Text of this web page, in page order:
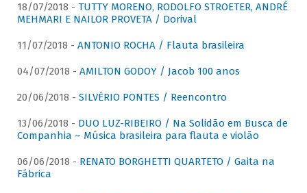
18/07/2018 - TUTTY MORENO, RODOLFO STROETER, ANDRÉ
MEHMARI E NAILOR PROVETA / Dorival
11/07/2018 - ANTONIO ROCHA / Flauta brasileira
04/07/2018 - AMILTON GODOY / Jacob 100 anos
20/06/2018 - SILVÉRIO PONTES / Reencontro
13/06/2018 - DUO LUZ-RIBEIRO / Na Solidão em Busca de
Companhia – Música brasileira para flauta e violão
06/06/2018 - RENATO BORGHETTI QUARTETO / Gaita na
Fábrica